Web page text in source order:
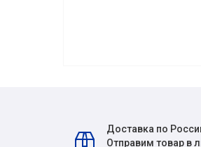
Доставка по
Отправим товар в